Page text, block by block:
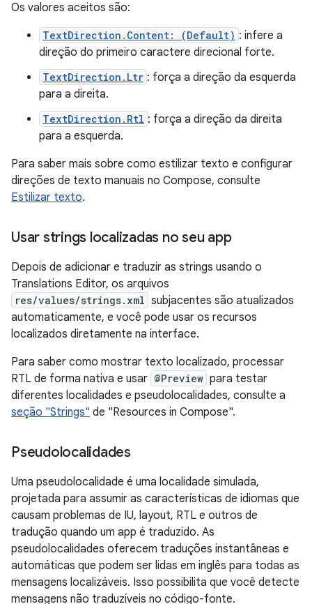
Os valores aceitos são:
TextDirection.Content: (Default) : infere a
direção do primeiro caractere direcional forte.
TextDirection.Ltr : força a direção da esquerda
para a direita.
TextDirection.Rtl : força a direção da direita
para a esquerda.
Para saber mais sobre como estilizar texto e configurar
direções de texto manuais no Compose, consulte
Estilizar texto.
Usar strings localizadas no seu app
Depois de adicionar e traduzir as strings usando o
Translations Editor, os arquivos
res/values/strings.xml subjacentes são atualizados
automaticamente, e você pode usar os recursos
localizados diretamente na interface.
Para saber como mostrar texto localizado, processar
RTL de forma nativa e usar @Preview para testar
diferentes localidades e pseudolocalidades, consulte a
seção "Strings" de "Resources in Compose".
Pseudolocalidades
Uma pseudolocalidade é uma localidade simulada,
projetada para assumir as características de idiomas que
causam problemas de IU, layout, RTL e outros de
tradução quando um app é traduzido. As
pseudolocalidades oferecem traduções instantâneas e
automáticas que podem ser lidas em inglês para todas as
mensagens localizáveis. Isso possibilita que você detecte
mensagens não traduzíveis no código-fonte.